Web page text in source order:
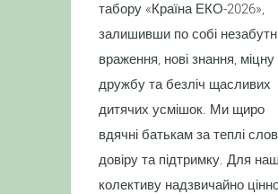
табору «Країна ЕКО-2026»,
залишивши по собі
враження, нові знання, міцну
дружбу та безліч щасливих
дитячих усмішок. Ми щиро
вдячні батькам за теплі
довіру та підтримку. Для
колективу надзвичайно